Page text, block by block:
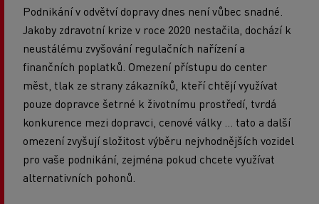
Podnikání v odvětví dopravy dnes není vůbec snadné.
Jakoby zdravotní krize v roce 2020 nestačila, dochází k
neustálému zvyšování regulačních nařízení a
finančních poplatků. Omezení přístupu do center
měst, tlak ze strany zákazníků, kteří chtějí využívat
pouze dopravce šetrné k životnímu prostředí, tvrdá
konkurence mezi dopravci, cenové války ... tato a další
omezení zvyšují složitost výběru nejvhodnějších vozidel
pro vaše podnikání, zejména pokud chcete využívat
alternativních pohonů.